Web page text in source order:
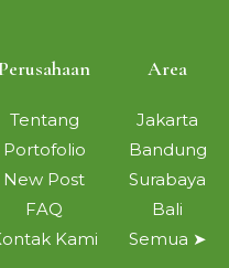
Perusahaan Area
Tentang
Portofolio
New Post
FAQ
Kami
Jakarta
Bandung
Surabaya
Bali
Semua ➤